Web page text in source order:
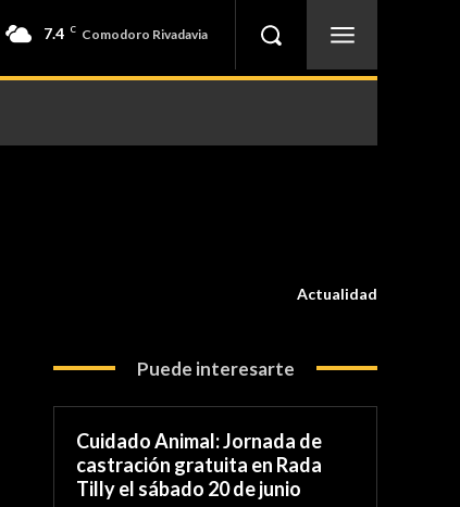
7.4 C Comodoro Rivadavia
Actualidad
Puede interesarte
Cuidado Animal: Jornada de
castración gratuita en Rada
Tilly el sábado 20 de junio